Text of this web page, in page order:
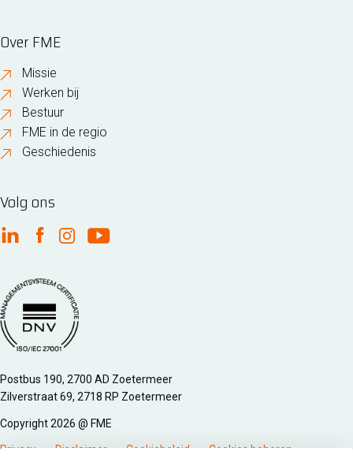
Over FME
Missie
Werken bij
Bestuur
FME in de regio
Geschiedenis
Volg ons
FME Linkedin
FME Facebook
FME Instagram
FME Youtube
Managementsyteem certificatie DNV iso/iec 27001
Postbus 190, 2700 AD Zoetermeer
Zilverstraat 69, 2718 RP Zoetermeer
Copyright 2026 @ FME
Privacy Disclaimer Cookiebeleid Cookies beheren